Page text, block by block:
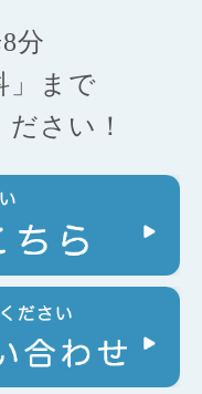
分
」まで
さい！